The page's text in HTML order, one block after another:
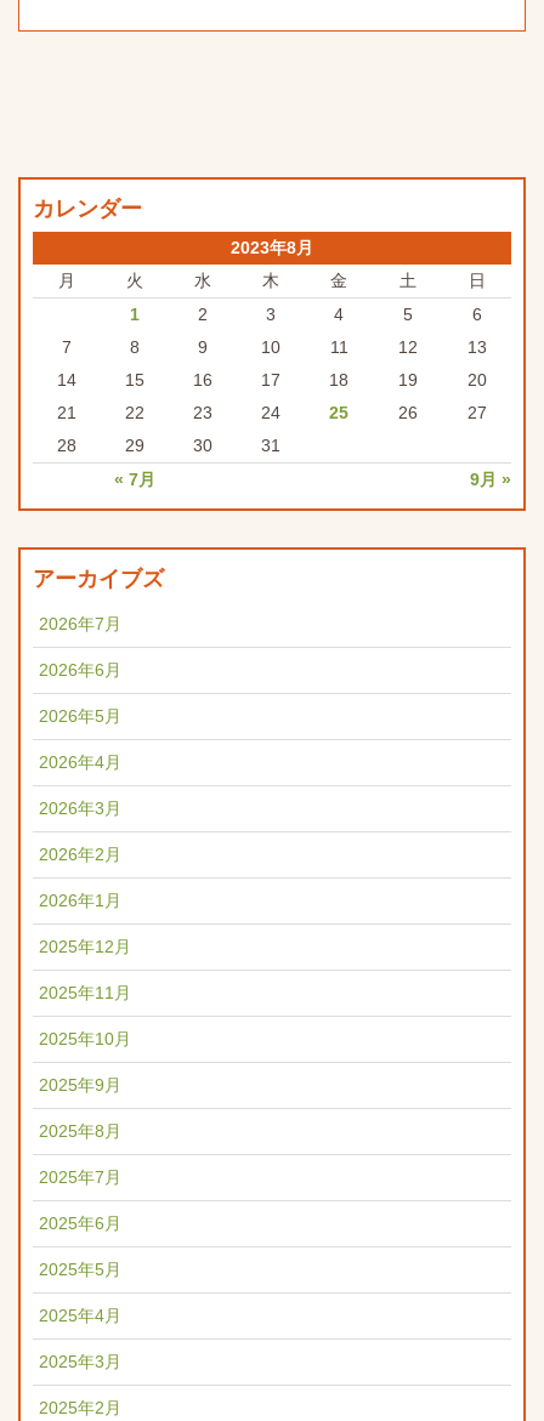
カレンダー
2023年8月
月
火 水 木 金 土 日
« 7月 9月 »
1 2 3 4 5
6
7
8 9 10 11 12
13
14
15 16 17 18 19
20
21
22 23 24 25 26
27
28
29 30 31
アーカイブズ
2026年7月
2026年6月
2026年5月
2026年4月
2026年3月
2026年2月
2026年1月
2025年12月
2025年11月
2025年10月
2025年9月
2025年8月
2025年7月
2025年6月
2025年5月
2025年4月
2025年3月
2025年2月